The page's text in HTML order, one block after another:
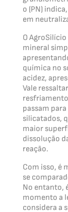
o (PN)
em
O
mineral
química no
acidez,
Vale
passam
silicatados,
maior
dissolução
reação.
Com isso, é
se
No entanto,
momento a
considera a